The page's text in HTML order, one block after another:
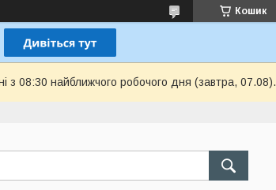
Кошик
з 08:30 найближчого робочого дня (завтра, 07.08).